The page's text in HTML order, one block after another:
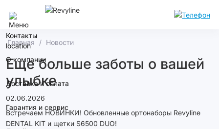
Кемерово
Контакты
О компании
Доставка и оплата
Гарантия и сервис
Главная Новости
Еще больше заботы о вашей
улыбке
02.06.2026
Встречаем НОВИНКИ! Обновленные ортонаборы Revyline
DENTAL KIT и щетки S6500 DUO!